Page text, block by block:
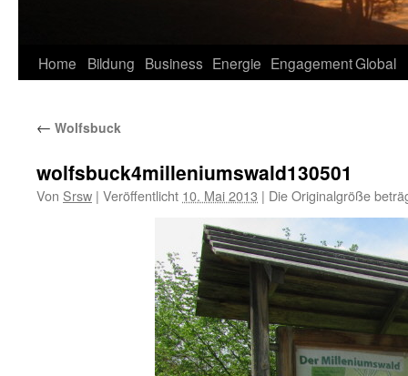
Home Bildung Business Energie EngagementGlobal
← Wolfsbuck
wolfsbuck4milleniumswald130501
Von Srsw | Veröffentlicht 10. Mai 2013 | Die Originalgröße